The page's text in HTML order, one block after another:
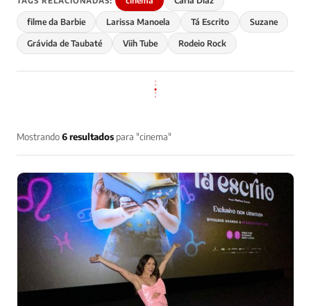
filme da Barbie Larissa Manoela Tá Escrito Suzane
Grávida de Taubaté Viih Tube Rodeio Rock
Mostrando6 resultados para "cinema"